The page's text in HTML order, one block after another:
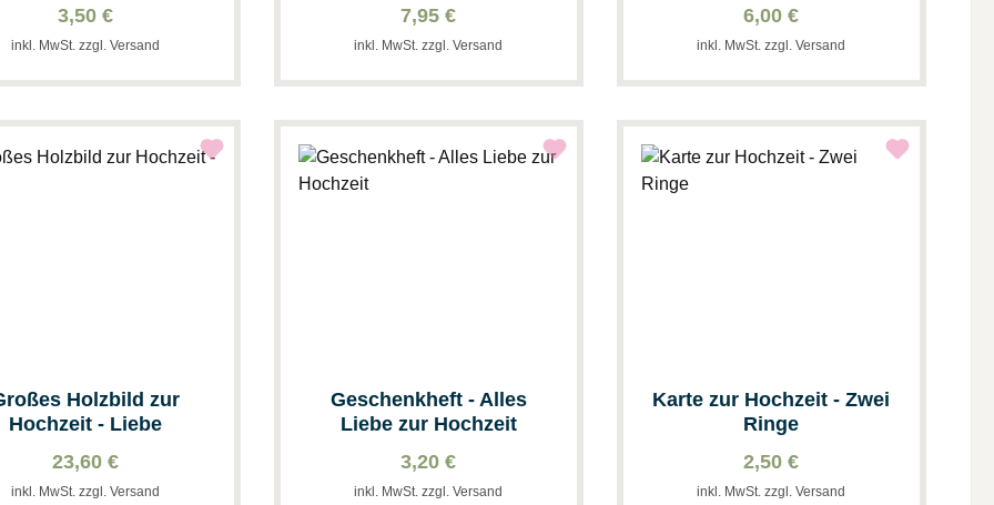
3,50 €
inkl. MwSt. zzgl. Versand
7,95 €
inkl. MwSt. zzgl. Versand
6,00 €
inkl. MwSt. zzgl. Versand
Holzbild zur
Hochzeit - Liebe
23,60 €
inkl. MwSt. zzgl. Versand
Geschenkheft - Alles
Liebe zur Hochzeit
3,20 €
inkl. MwSt. zzgl. Versand
Karte zur Hochzeit - Zwei
Ringe
2,50 €
inkl. MwSt. zzgl. Versand